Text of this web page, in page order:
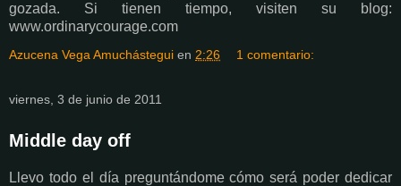
gozada. Si tienen tiempo, visiten su blog:
www.ordinarycourage.com
Azucena Vega Amuchástegui en 2:26 1 comentario:
viernes, 3 de junio de 2011
Middle day off
Llevo todo el día preguntándome cómo será poder dedicar